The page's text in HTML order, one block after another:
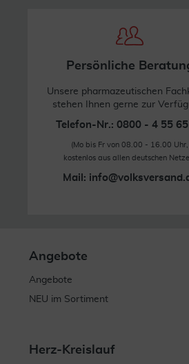
Persönliche
Unsere pharmazeutischen
stehen Ihnen gerne zur
Telefon-Nr.: 0800 - 4 55
(Mo bis Fr von 08.00 - 16.00 Uhr,
kostenlos aus allen deutschen
Mail:
Angebote
Angebote
NEU im Sortiment
Herz-Kreislauf